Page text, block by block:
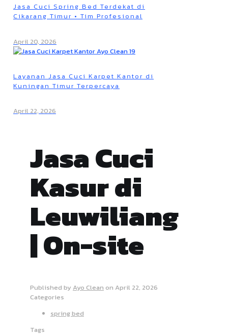
Jasa Cuci Spring Bed Terdekat di
Cikarang Timur • Tim Profesional
April 20, 2026
Layanan Jasa Cuci Karpet Kantor di
Kuningan Timur Terpercaya
April 22, 2026
Jasa Cuci
Kasur di
Leuwiliang
| On-site
Published by Ayo Clean on April 22, 2026
Categories
spring bed
Tags